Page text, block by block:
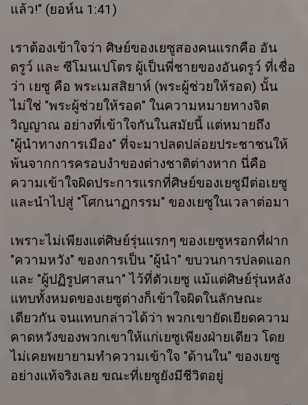
แล้ว!" (ยอห์น 1:41)
เราต้องเข้าใจว่า ศิษย์ของเยซูสองคนแรกคือ อัน
ดรูว์ และ ซีโมนเปโตร ผู้เป็นพี่ชายของอันดรูว์ ที่เชื่อ
ว่า เยซู คือ พระเมสสิยาห์ (พระผู้ช่วยให้รอด) นั้น
ไม่ใช่ "พระผู้ช่วยให้รอด" ในความหมายทางจิต
วิญญาณ อย่างที่เข้าใจกันในสมัยนี้ แต่หมายถึง
"ผู้นำทางการเมือง" ที่จะมาปลดปล่อยประชาชนให้
พ้นจากการครอบงำของต่างชาติต่างหาก นี่คือ
ความเข้าใจผิดประการแรกที่ศิษย์ของเยซูมีต่อเยซู
และนำไปสู่ "โศกนาฏกรรม" ของเยซูในเวลาต่อมา
เพราะไม่เพียงแต่ศิษย์รุ่นแรกๆ ของเยซูหรอกที่ฝาก
"ความหวัง" ของการเป็น "ผู้นำ" ขบวนการปลดแอก
และ "ผู้ปฏิรูปศาสนา" ไว้ที่ตัวเยซู แม้แต่ศิษย์รุ่นหลัง
แทบทั้งหมดของเยซูต่างก็เข้าใจผิดในลักษณะ
เดียวกัน จนแทบกล่าวได้ว่า พวกเขายัดเยียดความ
คาดหวังของพวกเขาให้แก่เยซูเพียงฝ่ายเดียว โดย
ไม่เคยพยายามทำความเข้าใจ "ด้านใน" ของเยซู
อย่างแท้จริงเลย ขณะที่เยซูยังมีชีวิตอยู่